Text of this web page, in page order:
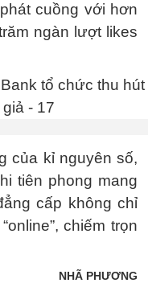
cuồng với hơn
ngàn lượt likes
của kỉ nguyên số,
tiên phong mang
cấp không chỉ
chiếm trọn
NHÃ PHƯƠNG